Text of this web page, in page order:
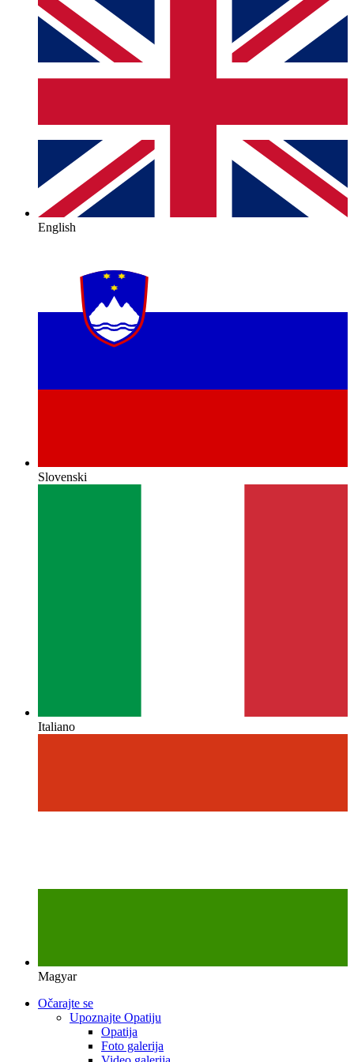
English
Slovenski
Italiano
Magyar
Očarajte se
Upoznajte Opatiju
Opatija
Foto galerija